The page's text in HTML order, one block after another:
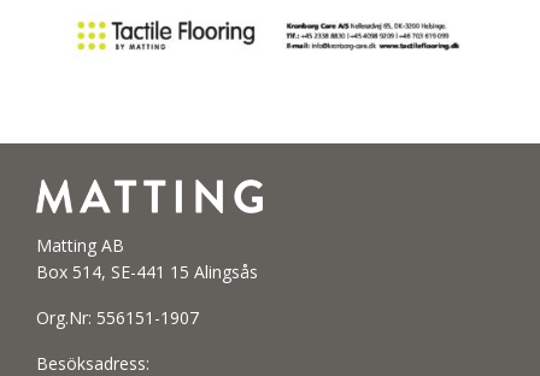
Matting AB
Box 514, SE-441 15 Alingsås
Org.Nr: 556151-1907
Besöksadress: